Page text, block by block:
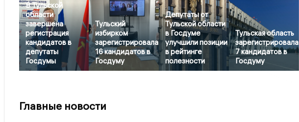
В Тульской
области
завершена
регистрация
кандидатов в
депутаты
Госдумы
Тульский
избирком
зарегистрировала
16 кандидатов в
Госдуму
Депутаты от
Тульской области
в Госдуме
улучшили позиции
в рейтинге
полезности
Тульская область
зарегистрировала
7 кандидатов в
Госдуму
Главные новости